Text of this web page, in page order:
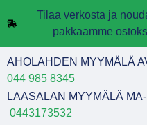
Tilaa verkosta ja
pakkaamme
AHOLAHDEN MYYMÄLÄ
044 985 8345
LAASALAN MYYMÄLÄ
0443173532